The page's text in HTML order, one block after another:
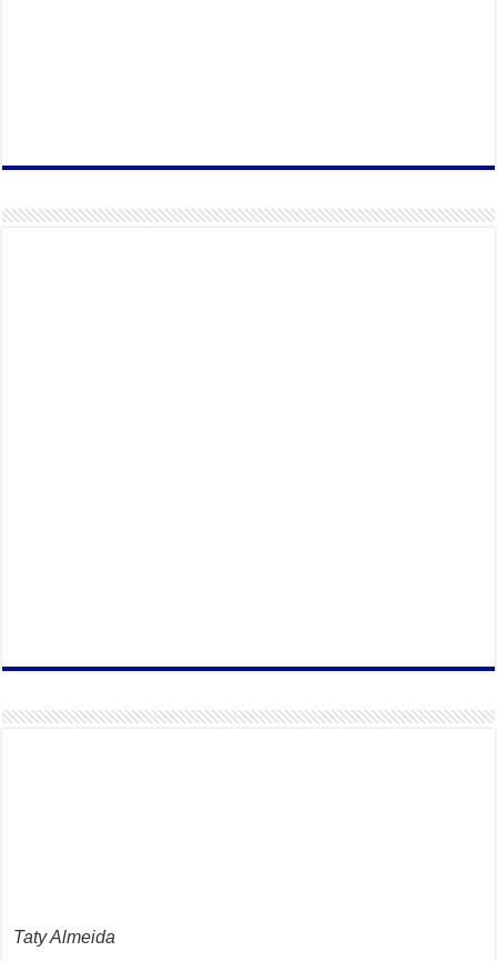
Taty Almeida